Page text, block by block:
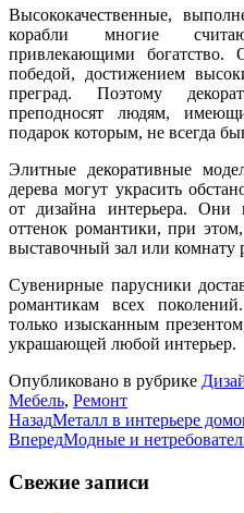
Высококачественные,
корабли многие
привлекающими
победой, достижением
преград. Поэтому
преподносят людям,
подарок которым, не всегда
Элитные декоративные
дерева могут украсить
от дизайна интерьера. Они
оттенок романтики, при
выставочный зал или комнату
Сувенирные парусники
романтикам всех
только изысканным
украшающей любой интерьер.
Опубликовано в рубрике
Мебель, Ремонт
НазадМеталл в интерьере
ВпередМодные и
Свежие записи